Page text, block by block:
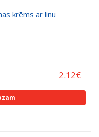
krēms ar linu
2.12€